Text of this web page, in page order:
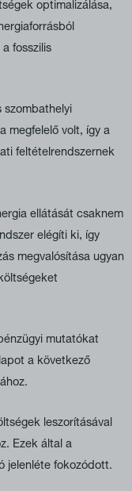
optimalizálása,
fosszilis
szombathelyi
megfelelő volt, így a
feltételrendszernek
ellátását csaknem
elégíti ki, így
megvalósítása ugyan
mutatókat
a következő
leszorításával
Ezek által a
jelenléte fokozódott.